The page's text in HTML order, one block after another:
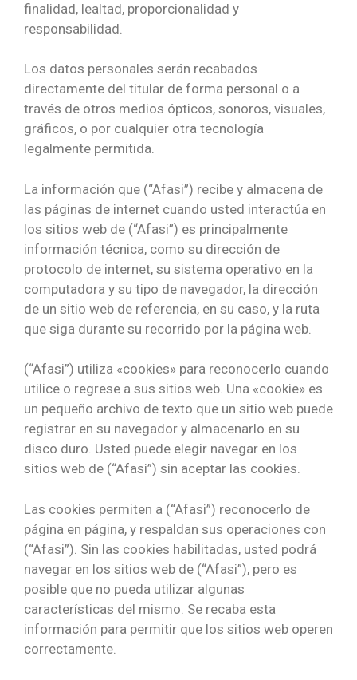
finalidad, lealtad, proporcionalidad y
responsabilidad.
Los datos personales serán recabados
directamente del titular de forma personal o a
través de otros medios ópticos, sonoros, visuales,
gráficos, o por cualquier otra tecnología
legalmente permitida.
La información que (“Afasi”) recibe y almacena de
las páginas de internet cuando usted interactúa en
los sitios web de (“Afasi”) es principalmente
información técnica, como su dirección de
protocolo de internet, su sistema operativo en la
computadora y su tipo de navegador, la dirección
de un sitio web de referencia, en su caso, y la ruta
que siga durante su recorrido por la página web.
(“Afasi”) utiliza «cookies» para reconocerlo cuando
utilice o regrese a sus sitios web. Una «cookie» es
un pequeño archivo de texto que un sitio web puede
registrar en su navegador y almacenarlo en su
disco duro. Usted puede elegir navegar en los
sitios web de (“Afasi”) sin aceptar las cookies.
Las cookies permiten a (“Afasi”) reconocerlo de
página en página, y respaldan sus operaciones con
(“Afasi”). Sin las cookies habilitadas, usted podrá
navegar en los sitios web de (“Afasi”), pero es
posible que no pueda utilizar algunas
características del mismo. Se recaba esta
información para permitir que los sitios web operen
correctamente.